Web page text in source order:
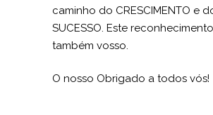
caminho do CRESCIMENTO e
SUCESSO. Este
também vosso.
O nosso Obrigado a todos vós!